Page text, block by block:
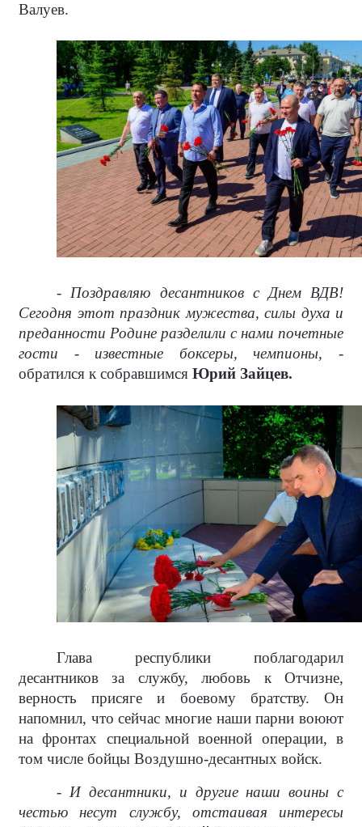
Валуев.
- Поздравляю десантников с Днем ВДВ!
Сегодня этот праздник мужества, силы духа и
преданности Родине разделили с нами почетные
гости - известные боксеры, чемпионы, -
обратился к собравшимся Юрий Зайцев.
Глава республики поблагодарил
десантников за службу, любовь к Отчизне,
верность присяге и боевому братству. Он
напомнил, что сейчас многие наши парни воюют
на фронтах специальной военной операции, в
том числе бойцы Воздушно-десантных войск.
- И десантники, и другие наши воины с
честью несут службу, отстаивая интересы